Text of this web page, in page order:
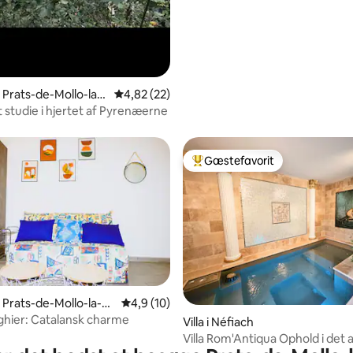
Prats-de-Mollo-la-
4,82 ud af 5 i gennemsnitlig bedømmelse,
4,82 (22)
studie i hjertet af Pyrenæerne
bedømmelse, 45 omtaler
Prats-de-Mollo-la-Pr
4,9 ud af 5 i gennemsnitlig bedømmelse,
4,9 (10)
Catalansk charme
Bedste gæstefavorit
Gæstefavorit
Villa i Néfiach
Villa Rom'Antiqua Ophold i det